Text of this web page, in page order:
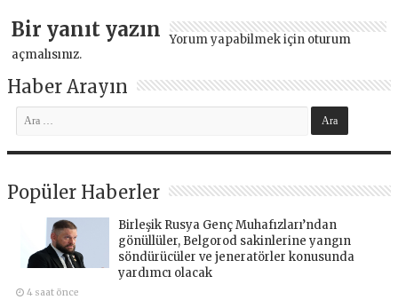
Bir yanıt yazın Yorum yapabilmek için oturum
açmalısınız.
Haber Arayın
Popüler Haberler
Birleşik Rusya Genç Muhafızları’ndan
gönüllüler, Belgorod sakinlerine yangın
söndürücüler ve jeneratörler konusunda
yardımcı olacak
4 saat önce